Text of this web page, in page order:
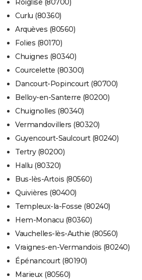
Roiglise (80700)
Curlu (80360)
Arquèves (80560)
Folies (80170)
Chuignes (80340)
Courcelette (80300)
Dancourt-Popincourt (80700)
Belloy-en-Santerre (80200)
Chuignolles (80340)
Vermandovillers (80320)
Guyencourt-Saulcourt (80240)
Tertry (80200)
Hallu (80320)
Bus-lès-Artois (80560)
Quivières (80400)
Templeux-la-Fosse (80240)
Hem-Monacu (80360)
Vauchelles-lès-Authie (80560)
Vraignes-en-Vermandois (80240)
Épénancourt (80190)
Marieux (80560)